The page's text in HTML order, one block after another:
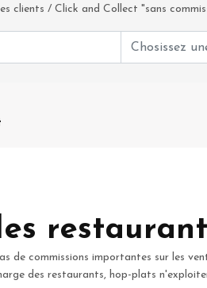
clients / Click and Collect "sans
de commissions importantes sur les
des restaurants, hop-plats